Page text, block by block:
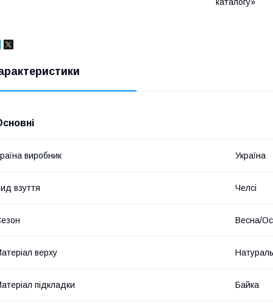
виробник Україна
взуття Челсі
Весна/
верху
підкладки Байка